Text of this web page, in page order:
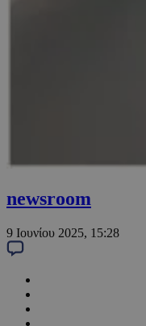
newsroom
9 Ιουνίου 2025, 15:28